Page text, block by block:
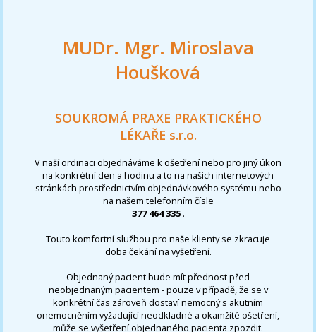
MUDr. Mgr. Miroslava
Houšková
SOUKROMÁ PRAXE PRAKTICKÉHO
LÉKAŘE s.r.o.
V naší ordinaci objednáváme k ošetření nebo pro jiný úkon
na konkrétní den a hodinu a to na našich internetových
stránkách prostřednictvím objednávkového systému nebo
na našem telefonním čísle
377 464 335 .
Touto komfortní službou pro naše klienty se zkracuje
doba čekání na vyšetření.
Objednaný pacient bude mít přednost před
neobjednaným pacientem - pouze v případě, že se v
konkrétní čas zároveň dostaví nemocný s akutním
onemocněním vyžadující neodkladné a okamžité ošetření,
může se vyšetření objednaného pacienta zpozdit.